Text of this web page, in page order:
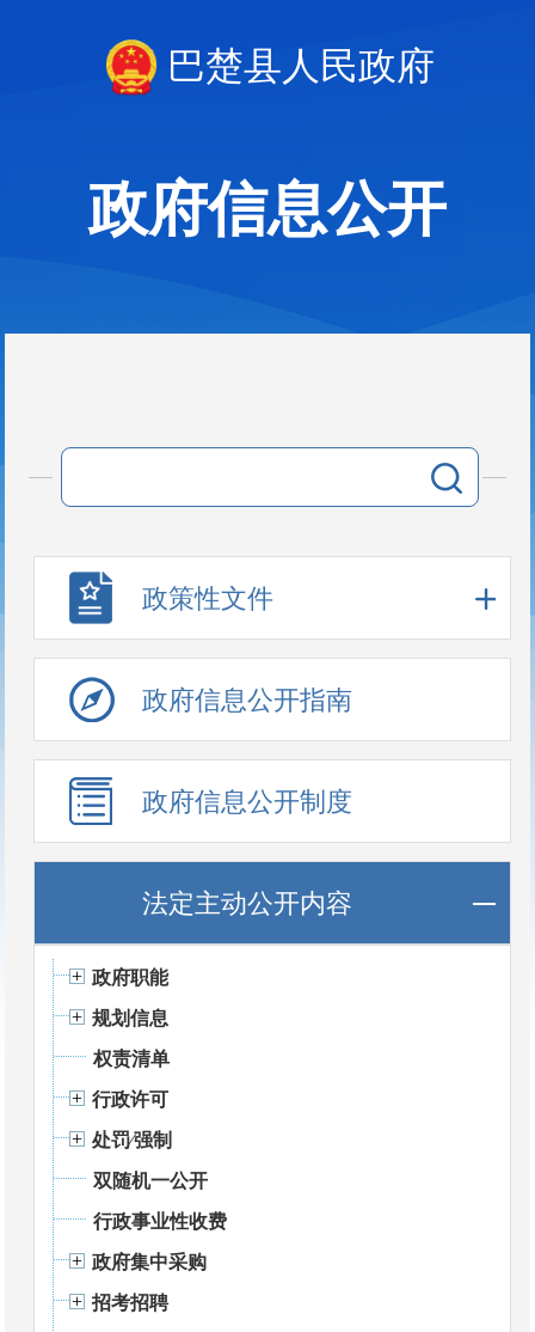
巴楚县人民政府
政府信息公开
政策性文件
政府信息公开指南
政府信息公开制度
法定主动公开内容
政府职能
规划信息
权责清单
行政许可
处罚⁄强制
双随机一公开
行政事业性收费
政府集中采购
招考招聘